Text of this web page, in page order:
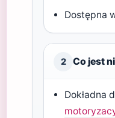
Dostępna
2 Co jest
Dokładna